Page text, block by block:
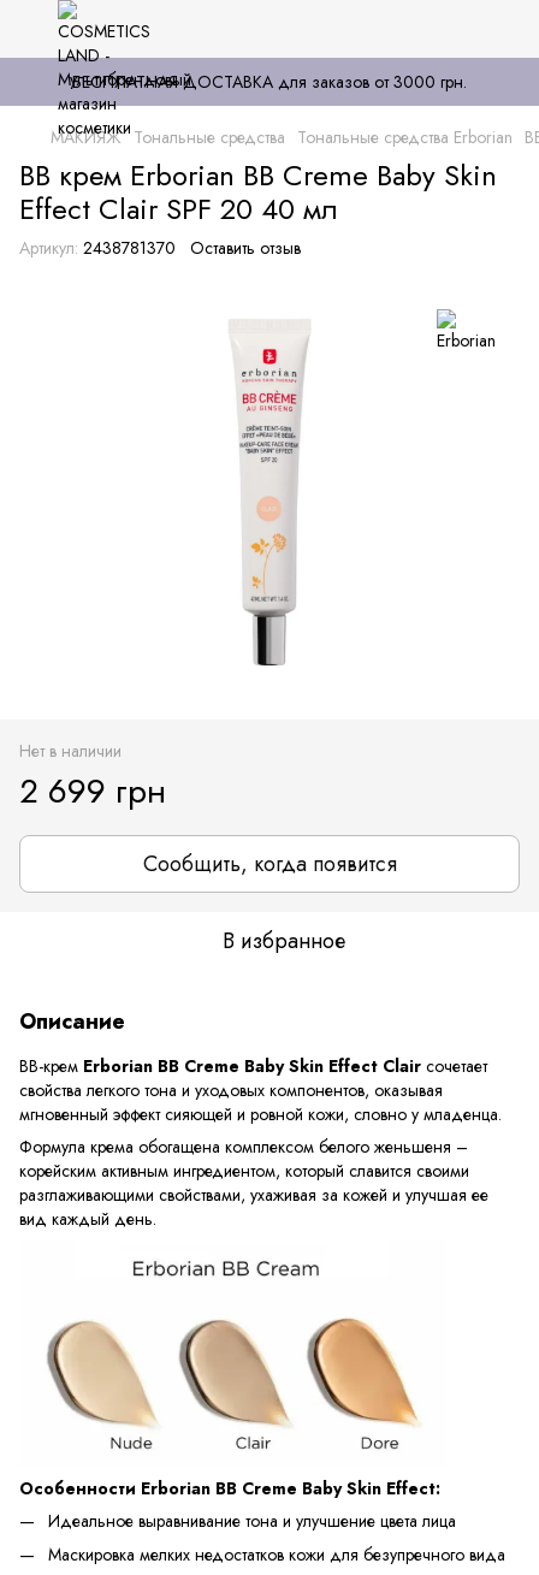
БЕСПЛАТНАЯ ДОСТАВКА для заказов от 3000 грн.
МАКИЯЖ Тональные средства Тональные средства Erborian
BB крем Erborian BB Creme Baby Skin
Effect Clair SPF 20 40 мл
Артикул: 2438781370 Оставить отзыв
Нет в наличии
2 699 грн
Сообщить, когда появится
В избранное
Описание
BB-крем Erborian BB Creme Baby Skin Effect Clair сочетает
свойства легкого тона и уходовых компонентов, оказывая
мгновенный эффект сияющей и ровной кожи, словно у младенца.
Формула крема обогащена комплексом белого женьшеня –
корейским активным ингредиентом, который славится своими
разглаживающими свойствами, ухаживая за кожей и улучшая ее
вид каждый день.
Особенности Erborian BB Creme Baby Skin Effect:
Идеальное выравнивание тона и улучшение цвета лица
Маскировка мелких недостатков кожи для безупречного вида